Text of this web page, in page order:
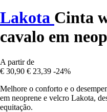
Lakota Cinta
cavalo em
A partir de
€ 30,90 € 23,39 -24%
Melhore o conforto e o
em neoprene e velcro Lakota,
equitação.